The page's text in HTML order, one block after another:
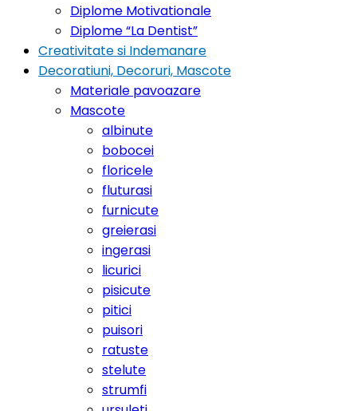
Diplome Motivationale
Diplome “La Dentist”
Creativitate si Indemanare
Decoratiuni, Decoruri, Mascote
Materiale pavoazare
Mascote
albinute
bobocei
floricele
fluturasi
furnicute
greierasi
ingerasi
licurici
pisicute
pitici
puisori
ratuste
stelute
strumfi